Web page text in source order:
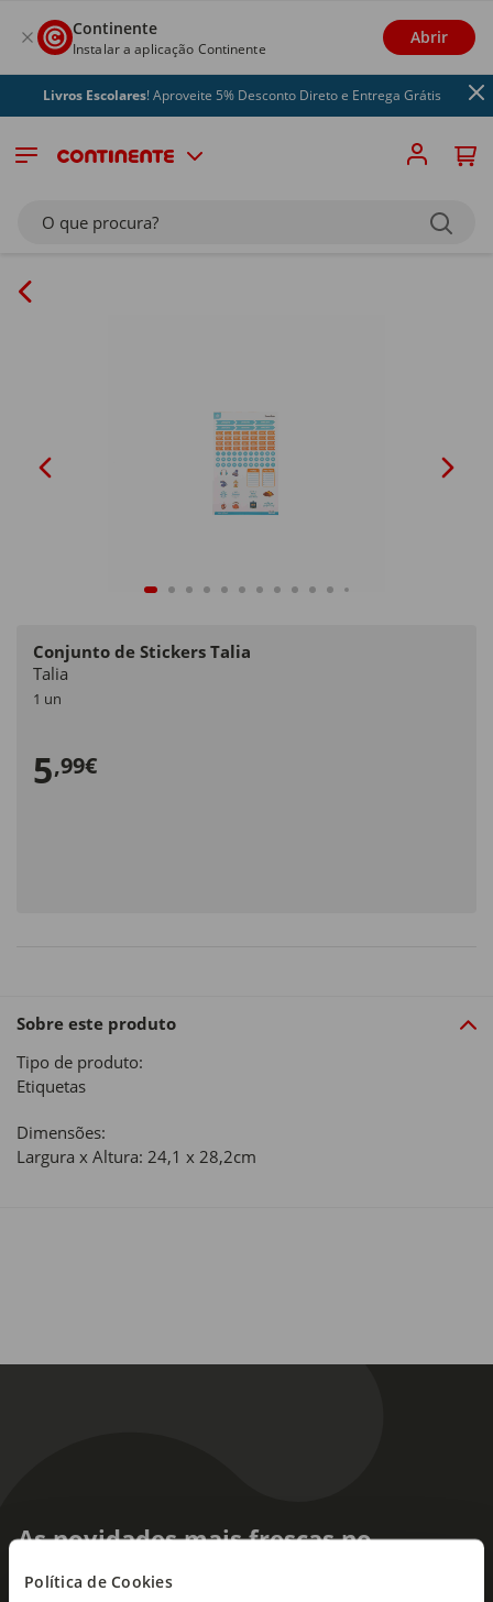
Política de Cookies
Continente
Instalar a aplicação Continente
Abrir
Livros Escolares! Aproveite 5% Desconto Direto e Entrega Grátis
O que procura?
Conjunto de Stickers Talia
Talia
1 un
5,99€
Sobre este produto
Tipo de produto:
Etiquetas
Dimensões:
Largura x Altura: 24,1 x 28,2cm
As novidades mais frescas no
seu e-mail!